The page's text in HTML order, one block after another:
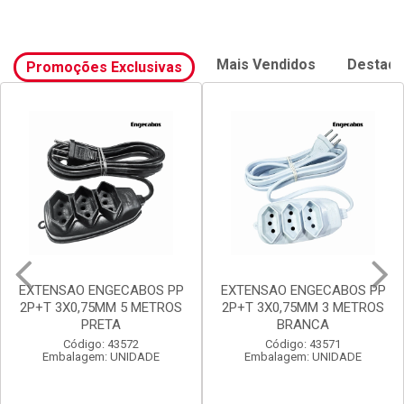
Promoções Exclusivas Mais Vendidos